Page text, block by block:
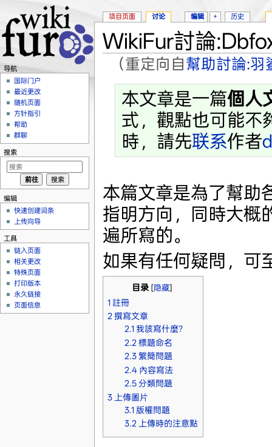
WikiFur討論
（重定向自幫助討論:羽
本文章是一篇個人
式，觀點也可能不
時，請先联系作者
本篇文章是為了幫助
指明方向，同時大概
遍所寫的。
如果有任何疑問，可
目录[隐藏]
1 註冊
2 撰寫文章
2.1 我該寫什麼？
2.2標題命名
2.3繁簡問題
2.4 內容寫法
2.5分類問題
3 上傳圖片
3.1 版權問題
3.2 上傳時的注意點
项目页面 讨论 编辑 + 历史
导航
国际门户
最近更改
随机页面
方针指引
帮助
群聊
搜索
编辑
快速创建词条
上传向导
工具
链入页面
相关更改
特殊页面
打印版本
永久链接
页面信息